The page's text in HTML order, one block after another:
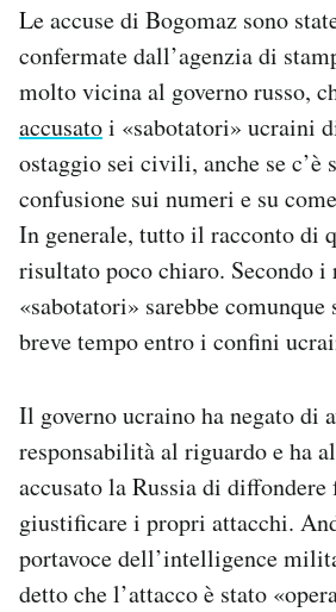
Le accuse di Bogomaz sono
confermate dall’agenzia di
molto vicina al governo russo,
accusatoi «sabotatori» ucraini
ostaggio sei civili, anche se c’è
confusione sui numeri e su
In generale, tutto il racconto di
risultato poco chiaro. Secondo
«sabotatori» sarebbe
breve tempo entro i confini
Il governo ucraino ha negato di
responsabilità al riguardo e ha
accusato la Russia di
giustificare i propri attacchi.
portavoce dell’intelligence
detto che l’attacco è stato